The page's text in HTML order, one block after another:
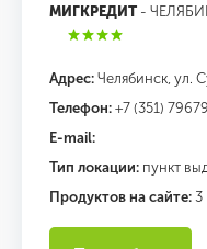
МИГКРЕДИТ -
Адрес: Челябинск, ул.
Телефон: +7 (351)
E-mail:
Тип локации: пункт
Продуктов на сайте: 3